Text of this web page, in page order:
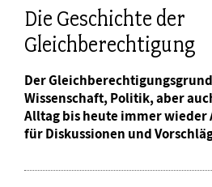
Die Geschichte der
Gleichberechtigung
Der
Wissenschaft, Politik, aber
Alltag bis heute immer
für Diskussionen und